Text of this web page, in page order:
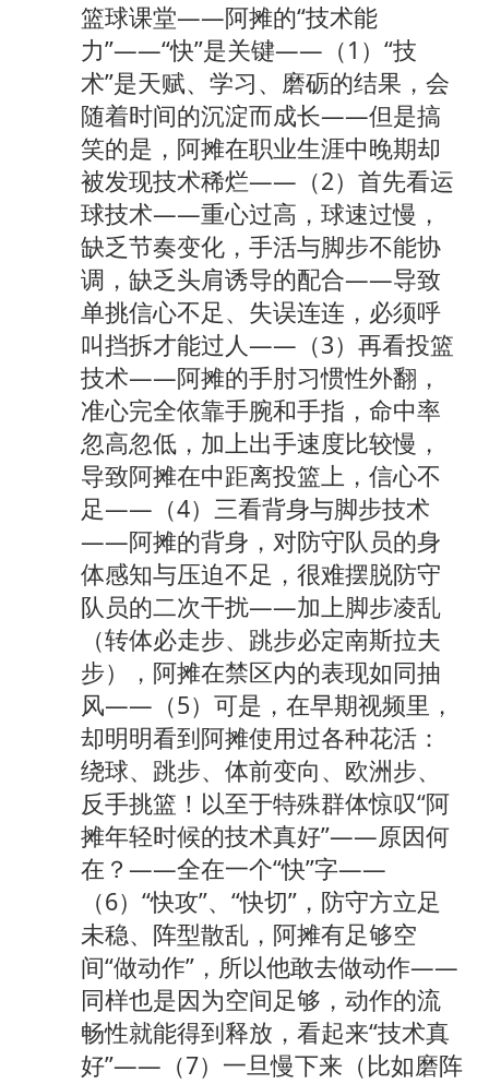
篮球课堂——阿摊的“技术能
力”——“快”是关键——（1）“技
术”是天赋、学习、磨砺的结果，会
随着时间的沉淀而成长——但是搞
笑的是，阿摊在职业生涯中晚期却
被发现技术稀烂——（2）首先看运
球技术——重心过高，球速过慢，
缺乏节奏变化，手活与脚步不能协
调，缺乏头肩诱导的配合——导致
单挑信心不足、失误连连，必须呼
叫挡拆才能过人——（3）再看投篮
技术——阿摊的手肘习惯性外翻，
准心完全依靠手腕和手指，命中率
忽高忽低，加上出手速度比较慢，
导致阿摊在中距离投篮上，信心不
足——（4）三看背身与脚步技术
——阿摊的背身，对防守队员的身
体感知与压迫不足，很难摆脱防守
队员的二次干扰——加上脚步凌乱
（转体必走步、跳步必定南斯拉夫
步），阿摊在禁区内的表现如同抽
风——（5）可是，在早期视频里，
却明明看到阿摊使用过各种花活：
绕球、跳步、体前变向、欧洲步、
反手挑篮！以至于特殊群体惊叹“阿
摊年轻时候的技术真好”——原因何
在？——全在一个“快”字——
（6）“快攻”、“快切”，防守方立足
未稳、阵型散乱，阿摊有足够空
间“做动作”，所以他敢去做动作——
同样也是因为空间足够，动作的流
畅性就能得到释放，看起来“技术真
好”——（7）一旦慢下来（比如磨阵